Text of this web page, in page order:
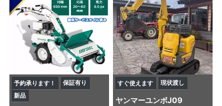
予約承ります！
保証有り
新品
すぐ使えます 現状渡し
ヤンマーユンボJ09